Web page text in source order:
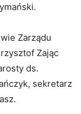
Zarządu
Zając
ds.
sekretarz